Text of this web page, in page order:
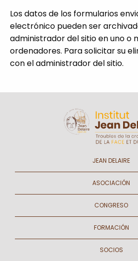
Los datos de los formularios
electrónico pueden ser
administrador del sitio en uno o
ordenadores. Para solicitar su
con el administrador del sitio.
JEAN DELAIRE
ASOCIACIÓN
CONGRESO
FORMACIÓN
SOCIOS